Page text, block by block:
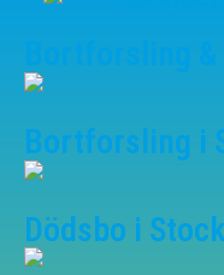
Bortforsling i
Dödsbo i